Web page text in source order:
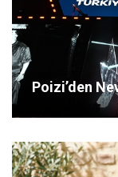
Poizi’den